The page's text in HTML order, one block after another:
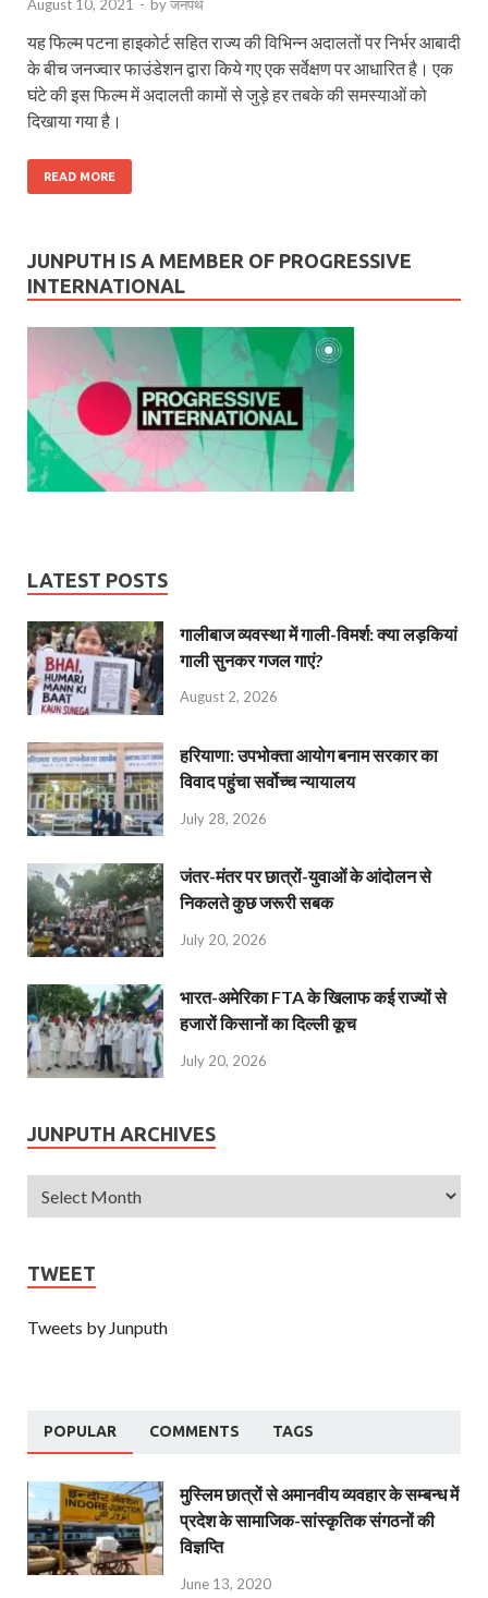
August 10, 2021 - byजनपथ
यह फिल्‍म पटना हाइकोर्ट सहित राज्‍य की विभिन्‍न अदालतों पर निर्भर आबादी
के बीच जनज्‍वार फाउंडेशन द्वारा किये गए एक सर्वेक्षण पर आधारित है। एक
घंटे की इस फिल्‍म में अदालती कामों से जुड़े हर तबके की समस्याओं को
दिखाया गया है।
READ MORE
JUNPUTH IS A MEMBER OF PROGRESSIVE
INTERNATIONAL
LATEST POSTS
गालीबाज व्‍यवस्‍था में गाली-विमर्श: क्या लड़कियां
गाली सुनकर गजल गाएं?
August 2, 2026
हरियाणा: उपभोक्ता आयोग बनाम सरकार का
विवाद पहुंचा सर्वोच्च न्यायालय
July 28, 2026
जंतर-मंतर पर छात्रों-युवाओं के आंदोलन से
निकलते कुछ जरूरी सबक
July 20, 2026
भारत-अमेरिका FTA के खिलाफ कई राज्यों से
हजारों किसानों का दिल्ली कूच
July 20, 2026
JUNPUTH ARCHIVES
TWEET
Tweets by Junputh
POPULAR COMMENTS TAGS
मुस्लिम छात्रों से अमानवीय व्यवहार के सम्बन्ध में
प्रदेश के सामाजिक-सांस्कृतिक संगठनों की
विज्ञप्ति
June 13, 2020